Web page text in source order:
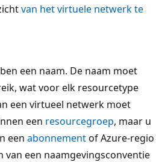
van het virtuele netwerk te
een naam. De naam moet
wat voor elk resourcetype
een virtueel netwerk moet
een resourcegroep, maar u
een abonnementof Azure-regio
een naamgevingsconventie